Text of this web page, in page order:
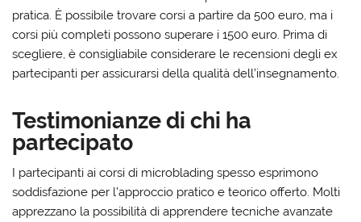
pratica. È possibile trovare corsi a partire da 500 euro, ma i
corsi più completi possono superare i 1500 euro. Prima di
scegliere, è consigliabile considerare le recensioni degli ex
partecipanti per assicurarsi della qualità dell’insegnamento.
Testimonianze di chi ha
partecipato
I partecipanti ai corsi di microblading spesso esprimono
soddisfazione per l’approccio pratico e teorico offerto. Molti
apprezzano la possibilità di apprendere tecniche avanzate